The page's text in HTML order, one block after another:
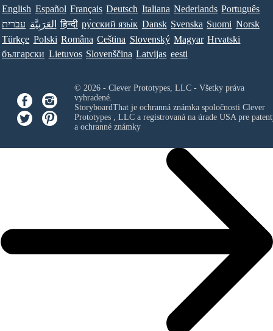
English Español Français Deutsch Italiana Nederlands Português
עברית العَرَبِيَّة हिन्दी ру́сский язы́к Dansk Svenska Suomi Norsk
Türkçe Polski Româna Ceština Slovenský Magyar Hrvatski
български Lietuvos Slovenščina Latvijas eesti
© 2026 - Clever Prototypes, LLC - Všetky práva
vyhradené.
StoryboardThat je ochranná známka spoločnosti Clever
Prototypes , LLCa registrovaná na úrade USA pre
a ochranné známky